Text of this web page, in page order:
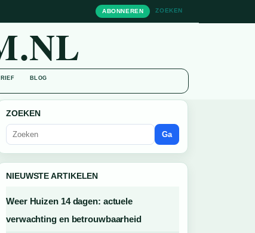
ABONNEREN ZOEKEN
BLOG
ZOEKEN
Ga
NIEUWSTE ARTIKELEN
Weer Huizen 14 dagen: actuele
verwachting en betrouwbaarheid